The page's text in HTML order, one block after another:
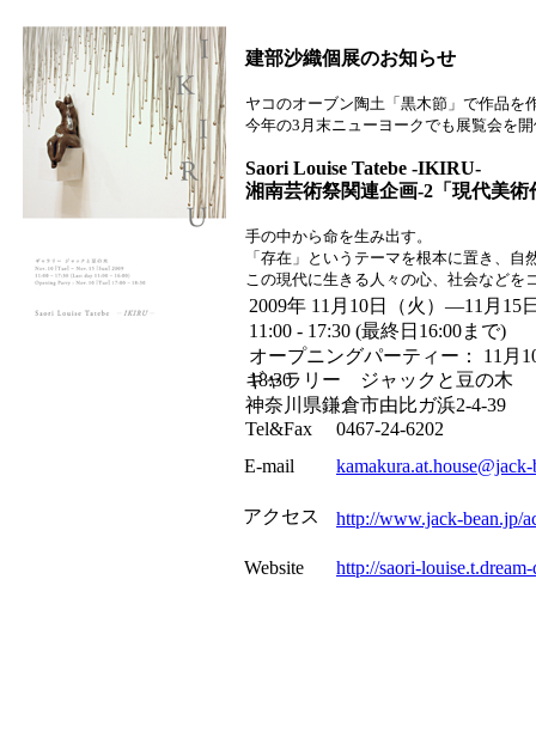
建部沙織個展のお知らせ
ヤコのオーブン陶土「黒木節」で作品を
今年の3月末ニューヨークでも展覧会を
Saori Louise
湘南芸術祭関連企画-2「現代美術
手の中から命を生み出す。
「存在」というテーマを根本に置き、自
この現代に生きる人々の心、社会などを
2009年 11月10日（火）―11月15
11:00 - 17:30 (最終日16:00まで)
オープニングパーティー： 11月
18:30
ギャラリー ジャックと豆の木
神奈川県鎌倉市由比ガ浜2-4-39
Tel&Fax 0467-24-6202
E-mail
アクセス http://www.jack-bean.jp/
Website http://saori-